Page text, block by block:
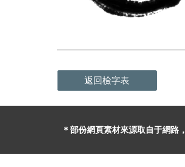
返回檢字表
＊部份網頁素材來源取自于網路，